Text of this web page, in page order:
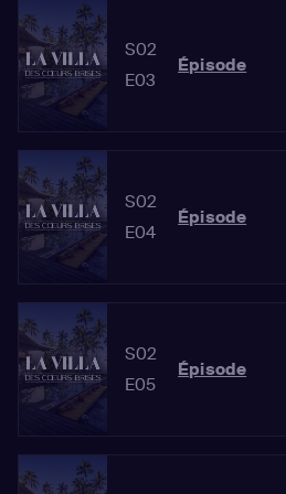
S02
E03
Épisode
S02
E04
Épisode
S02
E05
Épisode